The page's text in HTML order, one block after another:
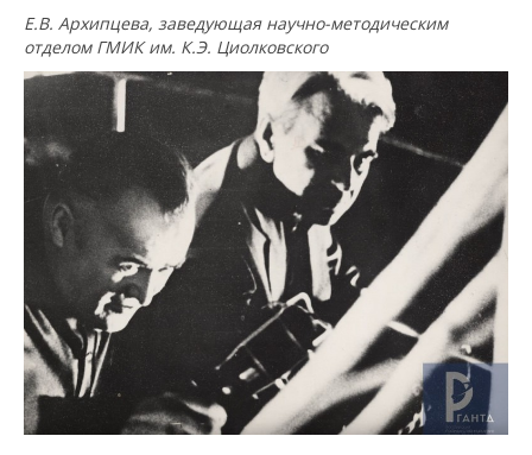
Е.В. Архипцева, заведующая научно-методическим
отделом ГМИК им. К.Э. Циолковского